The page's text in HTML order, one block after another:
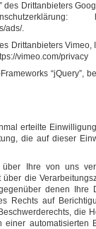
des Drittanbieters
ads/.
Drittanbieters
vimeo.com/privacy
“jQuery”,
erteilte
die auf dieser
Ihre von uns
über die
denen
Rechts auf
die
automatisierten